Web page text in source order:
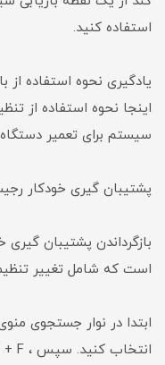
استفاده کنید.
یادگیری نحوه استفاده
اینجا نحوه استفاده از
سیستم برای تعمیر دستگاه Windows 10 شما آورده شده است.
پشتیبان گیری خودکار
بازگرداندن پشتیبان
است که شامل تغییر